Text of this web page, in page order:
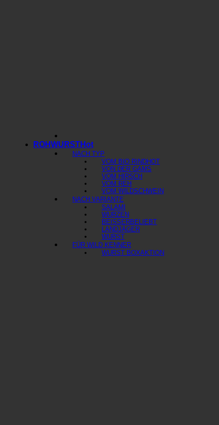
ROHWURST
NACH TYP
VOM BIO RIND
VON DER GAMS
VOM HIRSCH
VOM REH
VOM WILDSCHWEIN
NACH VARIANTE
SALAMI
WURZEN
BEISSER
LANDJÄGER
WURST
FÜR WILD KENNER
WURST BOX